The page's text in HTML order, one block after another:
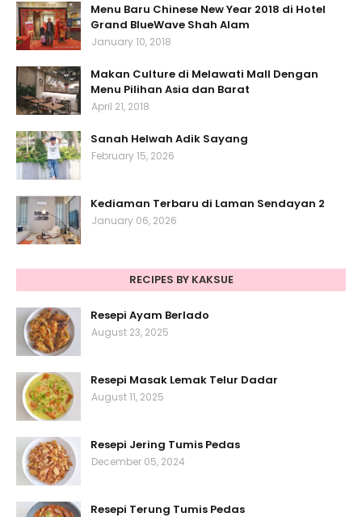
Menu Baru Chinese New Year 2018 di Hotel
Grand BlueWave Shah Alam
January 10, 2018
Makan Culture di Melawati Mall Dengan
Menu Pilihan Asia dan Barat
April 21, 2018
Sanah Helwah Adik Sayang
February 15, 2026
Kediaman Terbaru di Laman Sendayan 2
January 06, 2026
RECIPES BY KAKSUE
Resepi Ayam Berlado
August 23, 2025
Resepi Masak Lemak Telur Dadar
August 11, 2025
Resepi Jering Tumis Pedas
December 05, 2024
Resepi Terung Tumis Pedas